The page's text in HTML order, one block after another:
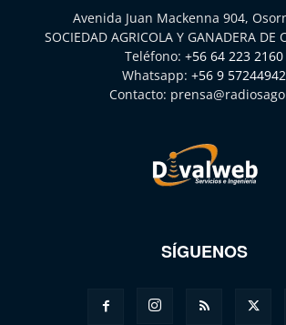
Avenida Juan Mackenna 904,
SOCIEDAD AGRICOLA Y GANADERA DE
Teléfono: +56 64 223 2160
Whatsapp: +56 9 57244942
Contacto:
SÍGUENOS